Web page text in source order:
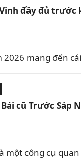
đầy đủ trước
2026 mang đến
cũ Trước Sáp
một công cụ